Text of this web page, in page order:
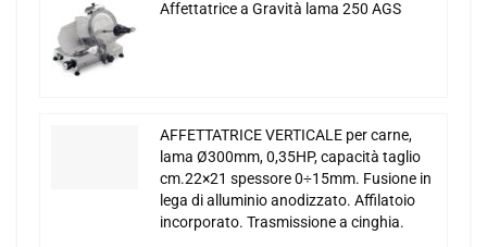
Affettatrice a Gravità lama 250 AGS
AFFETTATRICE VERTICALE per carne,
lama Ø300mm, 0,35HP, capacità taglio
cm.22×21 spessore 0÷15mm. Fusione in
lega di alluminio anodizzato. Affilatoio
incorporato. Trasmissione a cinghia.